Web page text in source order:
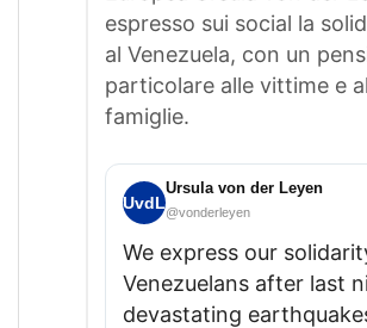
espresso sui social la
al Venezuela, con un
particolare alle vittime e
famiglie.
UvdL
Ursula von der Leyen
@vonderleyen
We express our
Venezuelans after last
devastating